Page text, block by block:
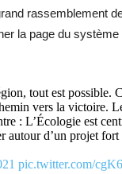
rassemblement
la page du
tout est possible.
vers la victoire.
: L’Écologie est
autour d’un projet fort
pic.twitter.com/